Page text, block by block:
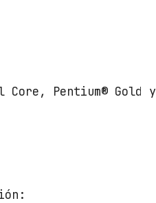
Core, Pentium® Gold y